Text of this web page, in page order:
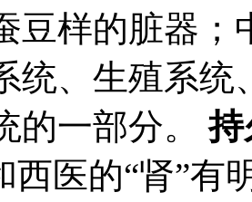
豆样的脏器；
统、生殖系
的一部分。持
西医的“肾”